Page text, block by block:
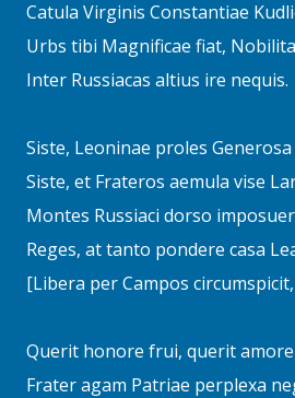
Catula Virginis Constantiae
Urbs tibi Magnificae fiat,
Inter Russiacas altius ire nequis.
Siste, Leoninae proles
Siste, et Frateros aemula vise
Montes Russiaci dorso
Reges, at tanto pondere casa
[Libera per Campos
Querit honore frui, querit
Frater agam Patriae perplexa